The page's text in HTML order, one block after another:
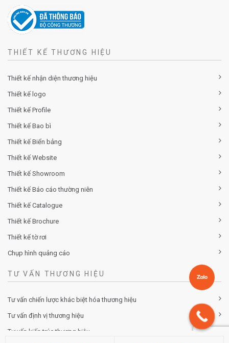
THIẾT KẾ THƯƠNG HIỆU
Thiết kế nhận diện thương hiệu
Thiết kế logo
Thiết kế Profile
Thiết kế Bao bì
Thiết kế Biển bảng
Thiết kế Website
Thiết kế Showroom
Thiết kế Báo cáo thường niên
Thiết kế Catalogue
Thiết kế Brochure
Thiết kế tờ rơi
Chụp hình quảng cáo
TƯ VẤN THƯƠNG HIỆU
Tư vấn chiến lược khác biệt hóa thương hiệu
Tư vấn định vị thương hiệu